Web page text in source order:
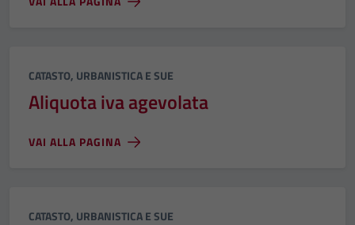
Categoria:
CATASTO, URBANISTICA E SUE
Aliquota iva agevolata
VAI ALLA PAGINA
Categoria:
CATASTO, URBANISTICA E SUE